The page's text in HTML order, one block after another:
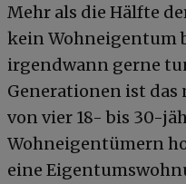
Mehr als die Hälfte
kein Wohneigentum
irgendwann gerne
Generationen ist das
von vier 18- bis 30-
Wohneigentümern
eine